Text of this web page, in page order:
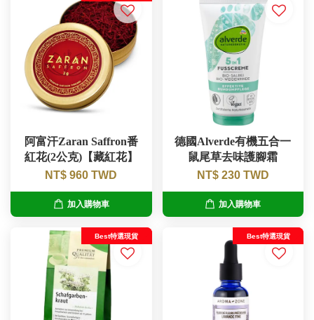
阿富汗Zaran Saffron番
紅花(2公克)【藏紅花】
NT$ 960 TWD
加入購物車
德國Alverde有機五合一
鼠尾草去味護腳霜
NT$ 230 TWD
加入購物車
Best特選現貨 Best特選現貨